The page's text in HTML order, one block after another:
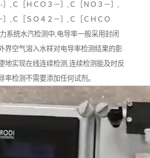
］,Ｃ［ＨＣＯ３－］,Ｃ［ＮＯ３－］,
］,Ｃ［ＳＯ４２－］,Ｃ［ＣＨＣＯ
系统水汽检测中,电导率一般采用封闭
界空气溶入水样对电导率检测结果的影
地实现在线连续检测,连续检测能及时反
率检测不需要添加任何试剂。